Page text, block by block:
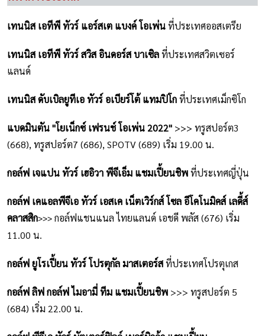
เทนนิส เอทีพี ทัวร์ แอร์สเต แบงค์ โอเพ่นที่ประเทศออสเตรีย
เทนนิส เอทีพี ทัวร์ สวิส อินดอร์ส บาเซิลที่ประเทศสวิตเซอร์
แลนด์
เทนนิส ดับเบิลยูทีเอ ทัวร์ อเบียร์โต้ แทมปิโกที่ประเทศเม็กซิโก
แบดมินตัน "โยเน็กซ์ เฟรนช์ โอเพ่น 2022" >>> ทรูสปอร์ต3
(668), ทรูสปอร์ต7 (686), SPOTV (689) เริ่ม 19.00 น.
กอล์ฟ เจแปน ทัวร์ เฮอิวา พีจีเอ็ม แชมเปี้ยนชิพที่ประเทศญี่ปุ่น
กอล์ฟ เคแอลพีจีเอ ทัวร์ เอสเค เน็ตเวิร์กส์ โซล อีโคโนมิคส์ เลดี้ส์
คลาสสิก>>> กอล์ฟแชนแนล ไทยแลนด์ เอชดี พลัส (676) เริ่ม
11.00 น.
กอล์ฟ ยูโรเปี้ยน ทัวร์ โปรตุกัล มาสเตอร์สที่ประเทศโปรตุเกส
กอล์ฟ ลิฟ กอล์ฟ ไมอามี่ ทีม แชมเปี้ยนชิพ >>> ทรูสปอร์ต 5
(684) เริ่ม 22.00 น.